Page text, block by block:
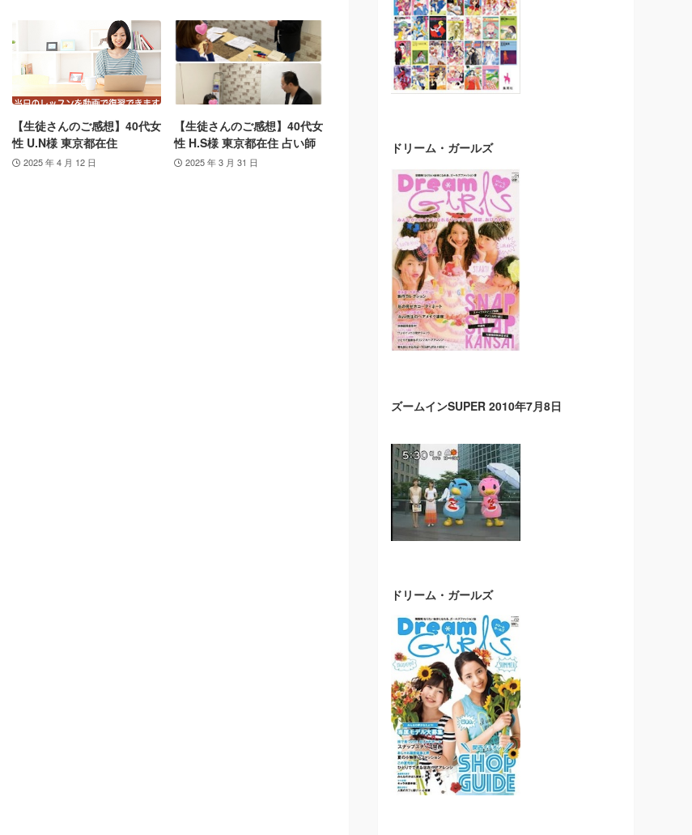
【生徒さんのご感想】40代女
性 U.N様 東京都在住
2025 年 4 月 12 日
【生徒さんのご感想】40代女
性 H.S様 東京都在住 占い師
2025 年 3 月 31 日
ドリーム・ガールズ
ズームインSUPER 2010年7月8日
ドリーム・ガールズ